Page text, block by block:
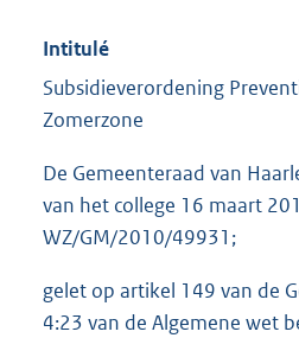
Intitulé
Subsidieverordening
Zomerzone
De Gemeenteraad van
van het college 16 maart
WZ/GM/2010/49931;
gelet op artikel 149 van de
4:23 van de Algemene wet